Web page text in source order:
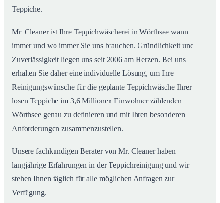
Teppiche.
Mr. Cleaner ist Ihre Teppichwäscherei in Wörthsee wann
immer und wo immer Sie uns brauchen. Gründlichkeit und
Zuverlässigkeit liegen uns seit 2006 am Herzen. Bei uns
erhalten Sie daher eine individuelle Lösung, um Ihre
Reinigungswünsche für die geplante Teppichwäsche Ihrer
losen Teppiche im 3,6 Millionen Einwohner zählenden
Wörthsee genau zu definieren und mit Ihren besonderen
Anforderungen zusammenzustellen.
Unsere fachkundigen Berater von Mr. Cleaner haben
langjährige Erfahrungen in der Teppichreinigung und wir
stehen Ihnen täglich für alle möglichen Anfragen zur
Verfügung.